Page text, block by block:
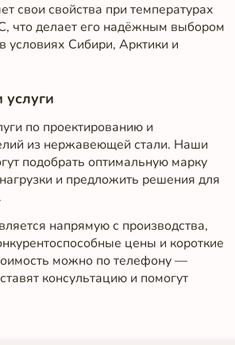
свои свойства при температурах
что делает его надёжным выбором
условиях Сибири, Арктики и
услуги
по проектированию и
из нержавеющей стали. Наши
подобрать оптимальную марку
и предложить решения для
напрямую с производства,
цены и короткие
можно по телефону —
консультацию и помогут